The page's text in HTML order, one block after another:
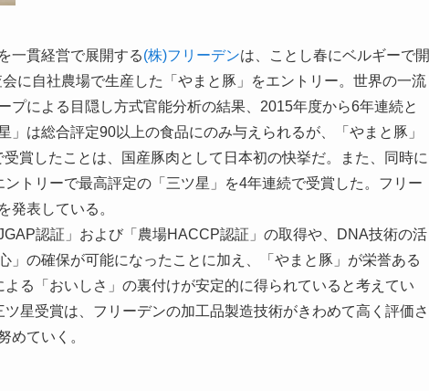
一貫経営で展開する(株)フリーデンは、ことし春にベルギーで開
に自社農場で生産した「やまと豚」をエントリー。世界の一流
プによる目隠し方式官能分析の結果、2015年度から6年連続と
は総合評定90以上の食品にのみ与えられるが、「やまと豚」
賞したことは、国産豚肉として日本初の快挙だ。また、同時に
トリーで最高評定の「三ツ星」を4年連続で受賞した。フリー
発表している。
認証」および「農場HACCP認証」の取得や、DNA技術の活
」の確保が可能になったことに加え、「やまと豚」が栄誉ある
る「おいしさ」の裏付けが安定的に得られていると考えてい
星受賞は、フリーデンの加工品製造技術がきわめて高く評価さ
めていく。